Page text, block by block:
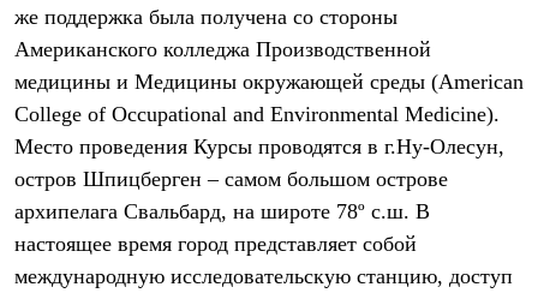
Флисовая одежда
Брюки
Детская одежда
Утепленная пухом
Комбинезоны
Куртки
Утепленная синтетикой
Комбинезоны
Куртки
Лёгкая одежда
же поддержка была получена со стороны
Американского колледжа Производственной
медицины и Медицины окружающей среды (American
College of Occupational and Environmental Medicine).
Место проведения Курсы проводятся в г.Ну-Олесун,
остров Шпицберген – самом большом острове
архипелага Свальбард, на широте 78º с.ш. В
настоящее время город представляет собой
международную исследовательскую станцию, доступ